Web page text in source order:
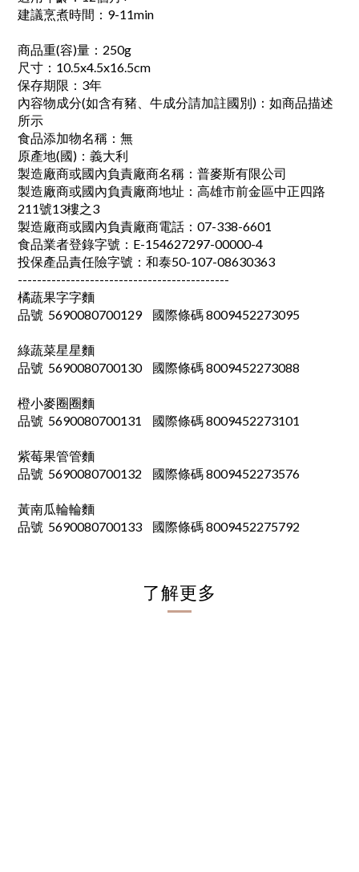
建議烹煮時間：9-11min
商品重(容)量：250g
尺寸：10.5x4.5x16.5cm
保存期限：3年
內容物成分(如含有豬、牛成分請加註國別)：如商品描述
所示
食品添加物名稱：無
原產地(國)：義大利
製造廠商或國內負責廠商名稱：普麥斯有限公司
製造廠商或國內負責廠商地址：高雄市前金區中正四路
211號13樓之3
製造廠商或國內負責廠商電話：07-338-6601
食品業者登錄字號：E-154627297-00000-4
投保產品責任險字號：和泰50-107-08630363
--------------------------------------------
橘蔬果字字麵
品號 5690080700129
國際條碼 8009452273095
綠蔬菜星星麵
品號 5690080700130
國際條碼 8009452273088
橙小麥圈圈麵
品號 5690080700131
國際條碼 8009452273101
紫莓果管管麵
品號 5690080700132
國際條碼 8009452273576
黃南瓜輪輪麵
品號 5690080700133
國際條碼 8009452275792
了解更多